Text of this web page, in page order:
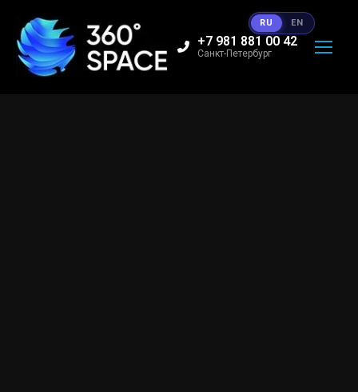
+7 981 881 00 42
Санкт-Петербург
RU EN